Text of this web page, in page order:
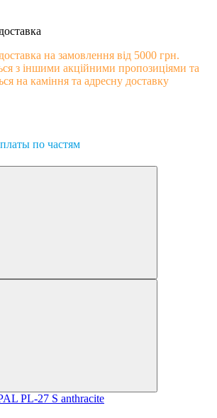
на замовлення від 5000 грн.
з іншими акційними пропозиціями та
на каміння та адресну доставку
PL-27 S anthracite